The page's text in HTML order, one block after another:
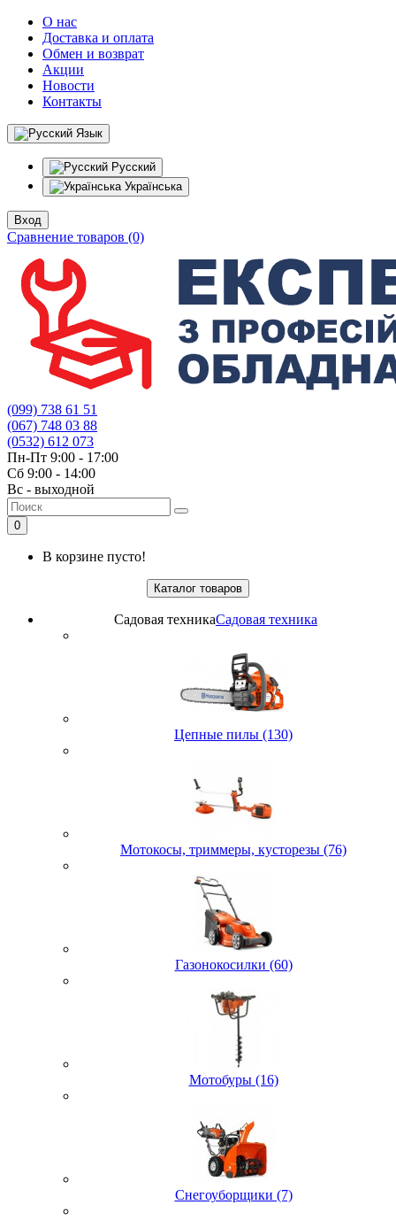
О нас
Доставка и оплата
Обмен и возврат
Акции
Новости
Контакты
Язык
Русский
Українська
Вход
Сравнение товаров (0)
(099) 738 61 51
(067) 748 03 88
(0532) 612 073
Пн-Пт 9:00 - 17:00
Сб 9:00 - 14:00
Вс - выходной
0
В корзине пусто!
Каталог товаров
Садовая техникаСадовая техника
Цепные пилы (130)
Мотокосы, триммеры, кусторезы (76)
Газонокосилки (60)
Мотобуры (16)
Снегоуборщики (7)